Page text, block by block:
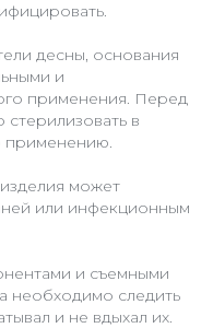
десны, основания
и
применения. Перед
в
применению.
может
или инфекционным
и съемными
необходимо следить
и не вдыхал их.